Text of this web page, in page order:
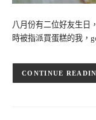
八月份有二位好友生日
時被指派買蛋糕的我，
CONTINUE